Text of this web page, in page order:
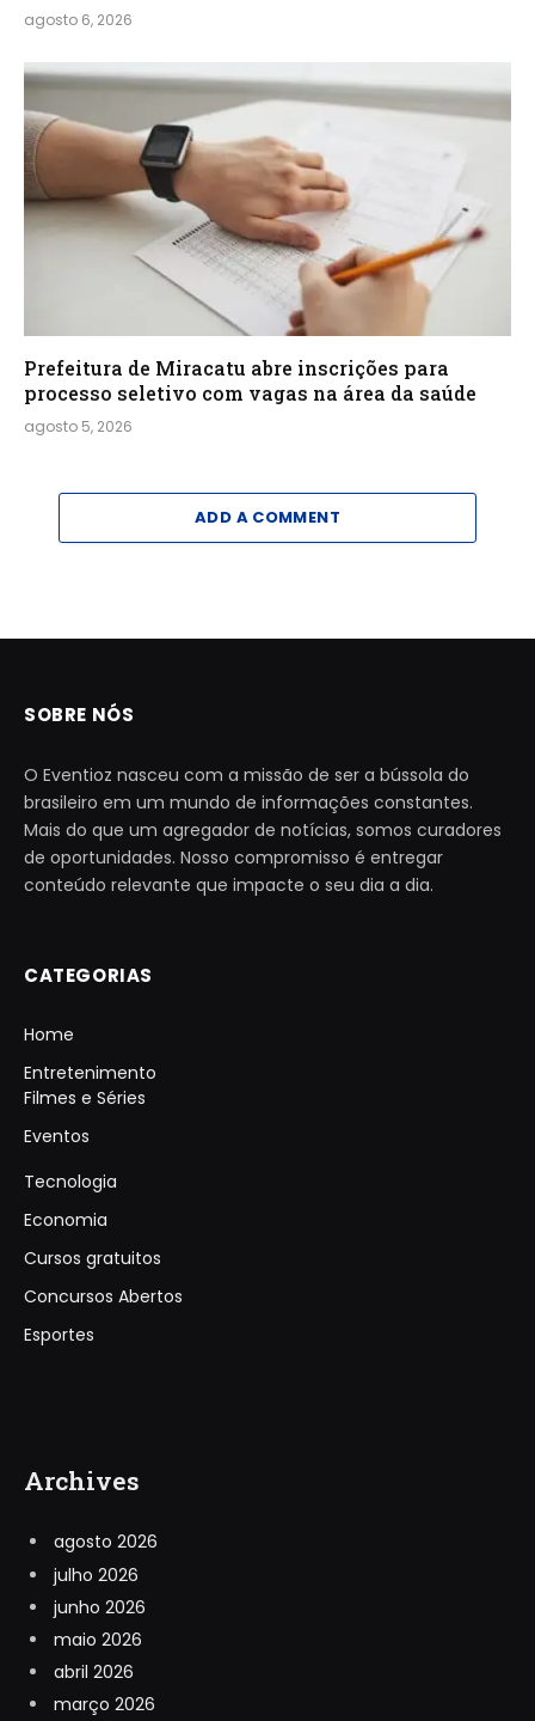
agosto 6, 2026
Prefeitura de Miracatu abre inscrições para
processo seletivo com vagas na área da saúde
agosto 5, 2026
ADD A COMMENT
SOBRE NÓS
O Eventioz nasceu com a missão de ser a bússola do
brasileiro em um mundo de informações constantes.
Mais do que um agregador de notícias, somos curadores
de oportunidades. Nosso compromisso é entregar
conteúdo relevante que impacte o seu dia a dia.
CATEGORIAS
Home
Entretenimento
Filmes e Séries
Eventos
Tecnologia
Economia
Cursos gratuitos
Concursos Abertos
Esportes
Archives
agosto 2026
julho 2026
junho 2026
maio 2026
abril 2026
março 2026